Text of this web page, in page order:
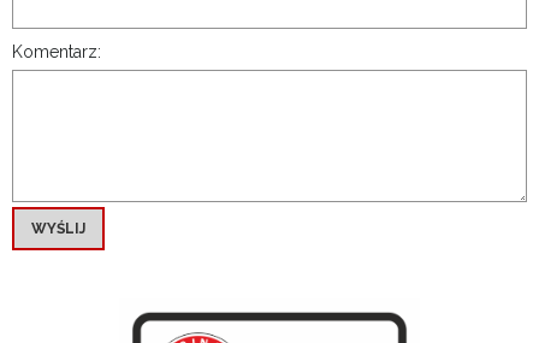
Komentarz:
WYŚLIJ